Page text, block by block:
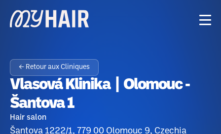
← Retour aux Cliniques
Vlasová Klinika | Olomouc -
Šantova 1
Hair salon
Šantova 1222/1, 779 00 Olomouc 9, Czechia